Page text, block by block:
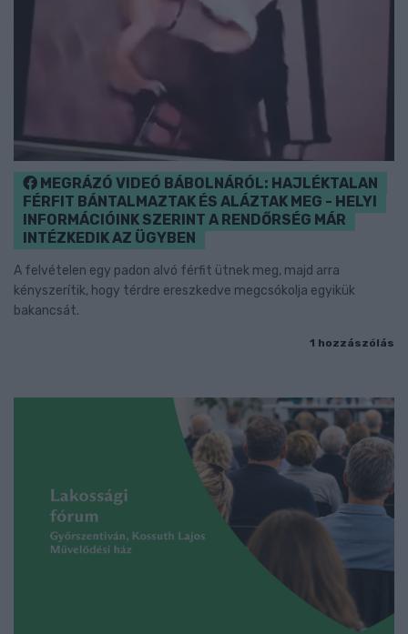
MEGRÁZÓ VIDEÓ BÁBOLNÁRÓL: HAJLÉKTALAN
FÉRFIT BÁNTALMAZTAK ÉS ALÁZTAK MEG - HELYI
INFORMÁCIÓINK SZERINT A RENDŐRSÉG MÁR
INTÉZKEDIK AZ ÜGYBEN
A felvételen egy padon alvó férfit ütnek meg, majd arra
kényszerítik, hogy térdre ereszkedve megcsókolja egyikük
bakancsát.
1 hozzászólás